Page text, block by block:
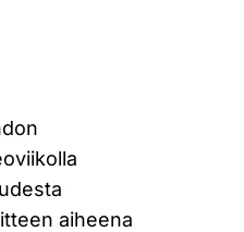
aiheena